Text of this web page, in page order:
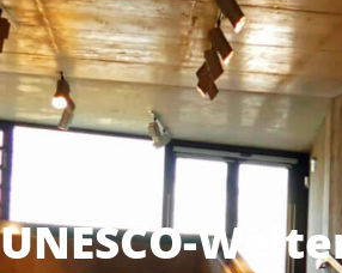
UNESCO-